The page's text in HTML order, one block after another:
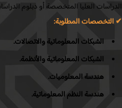
العليا المتخصصة أو دبلوم الدراسات
المطلوبة:
الشبكات المعلوماتية والاتصالات.
الشبكات المعلوماتية والأنظمة.
هندسة المعلوميات.
هندسة النظم المعلوماتية.